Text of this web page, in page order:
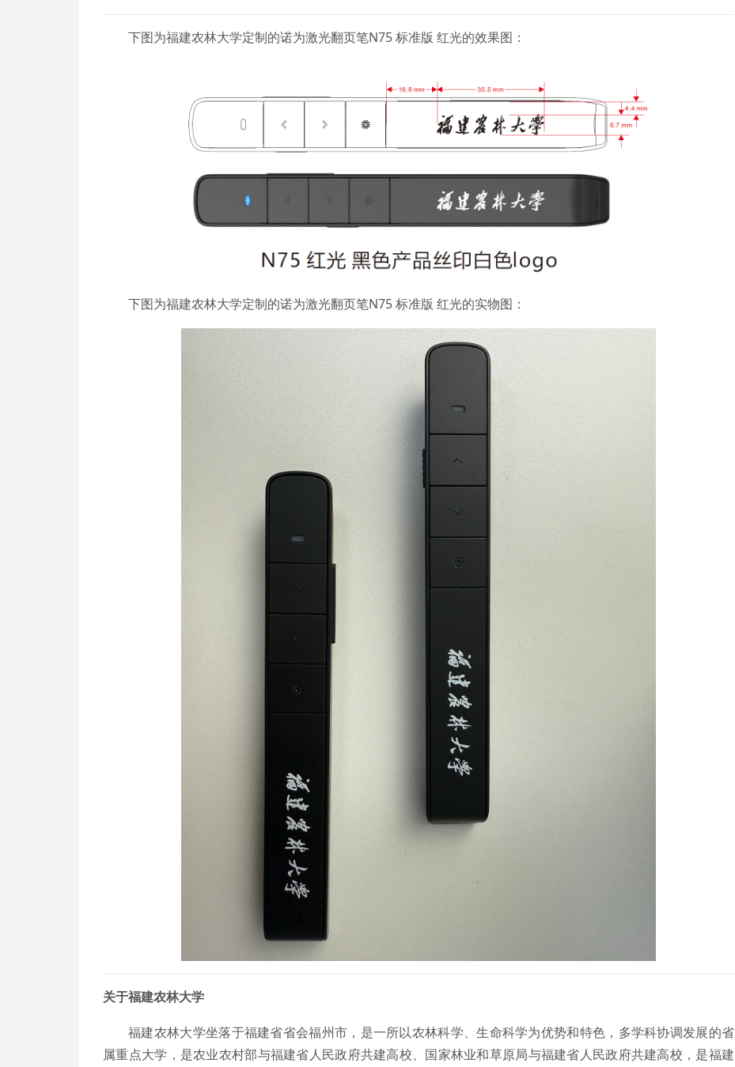
下图为福建农林大学定制的诺为激光翻页笔N75 标准版 红光的效果图：
下图为福建农林大学定制的诺为激光翻页笔N75 标准版 红光的实物图：
关于福建农林大学
福建农林大学坐落于福建省省会福州市，是一所以农林科学、生命科学为优势和特色，多学科协调发展的省
属重点大学，是农业农村部与福建省人民政府共建高校、国家林业和草原局与福建省人民政府共建高校，是福建